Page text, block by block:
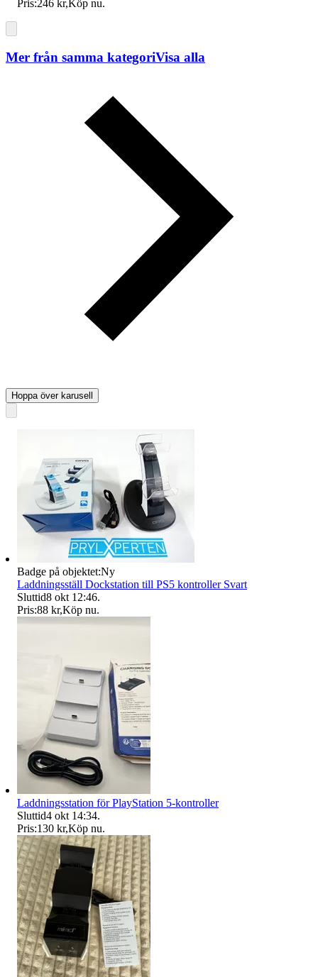
Pris:246 kr, Köp nu.
Mer från samma kategoriVisa alla
Hoppa över karusell
Badge på objektet:Ny
Laddningsställ Dockstation till PS5 kontroller Svart
Sluttid8 okt 12:46.
Pris:88 kr,Köp nu.
Laddningsstation för PlayStation 5-kontroller
Sluttid4 okt 14:34.
Pris:130 kr,Köp nu.